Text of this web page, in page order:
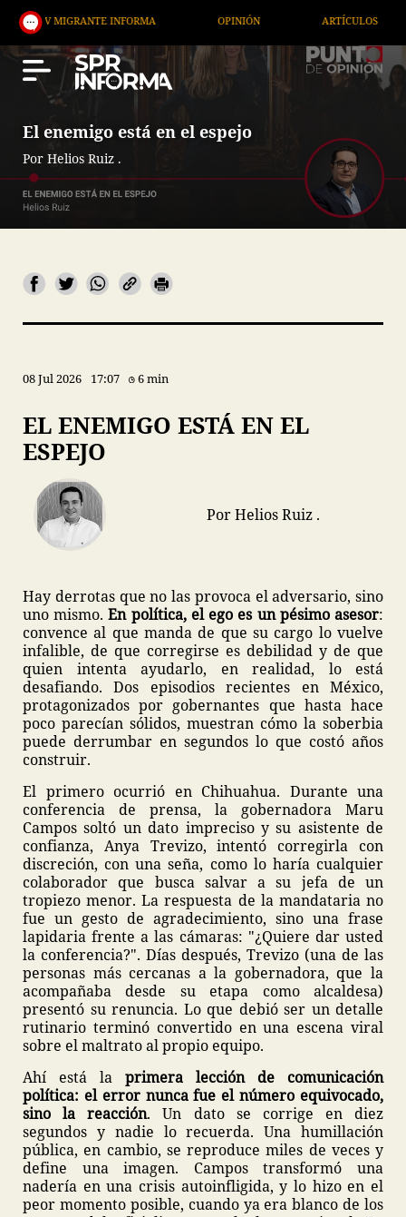
INFORMA OPINIÓN ARTÍCULOS
El enemigo está en el espejo
Por Helios Ruiz .
08 Jul 2026 17:07 6 min
EL ENEMIGO ESTÁ EN EL
ESPEJO
Por Helios Ruiz .
Hay derrotas que no las provoca el adversario, sino
uno mismo.En política, el ego es un pésimo asesor:
convence al que manda de que su cargo lo vuelve
infalible, de que corregirse es debilidad y de que
quien intenta ayudarlo, en realidad, lo está
desafiando. Dos episodios recientes en México,
protagonizados por gobernantes que hasta hace
poco parecían sólidos, muestran cómo la soberbia
puede derrumbar en segundos lo que costó años
construir.
El primero ocurrió en Chihuahua. Durante una
conferencia de prensa, la gobernadora Maru
Campos soltó un dato impreciso y su asistente de
confianza, Anya Trevizo, intentó corregirla con
discreción, con una seña, como lo haría cualquier
colaborador que busca salvar a su jefa de un
tropiezo menor. La respuesta de la mandataria no
fue un gesto de agradecimiento, sino una frase
lapidaria frente a las cámaras: "¿Quiere dar usted
la conferencia?". Días después, Trevizo (una de las
personas más cercanas a la gobernadora, que la
acompañaba desde su etapa como alcaldesa)
presentó su renuncia. Lo que debió ser un detalle
rutinario terminó convertido en una escena viral
sobre el maltrato al propio equipo.
Ahí está la primera lección de comunicación
política: el error nunca fue el número equivocado,
sino la reacción. Un dato se corrige en diez
segundos y nadie lo recuerda. Una humillación
pública, en cambio, se reproduce miles de veces y
define una imagen. Campos transformó una
nadería en una crisis autoinfligida, y lo hizo en el
peor momento posible, cuando ya era blanco de los